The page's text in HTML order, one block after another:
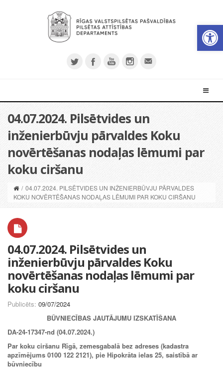
04.07.2024. Pilsētvides un
inženierbūvju pārvaldes Koku
novērtēšanas nodaļas lēmumi par
koku ciršanu
/ 04.07.2024. PILSĒTVIDES UN INŽENIERBŪVJU PĀRVALDES
KOKU NOVĒRTĒŠANAS NODAĻAS LĒMUMI PAR KOKU CIRŠANU
04.07.2024. Pilsētvides un
inženierbūvju pārvaldes Koku
novērtēšanas nodaļas lēmumi par
koku ciršanu
Publicēts: 09/07/2024
BŪVNIECĪBAS JAUTĀJUMU IZSKATĪŠANA
DA-24-17347-nd (04.07.2024.)
Par koku ciršanu Rīgā, zemesgabalā bez adreses (kadastra
apzīmējums 0100 122 2121), pie Hipokrāta ielas 25, saistībā ar
būvniecību